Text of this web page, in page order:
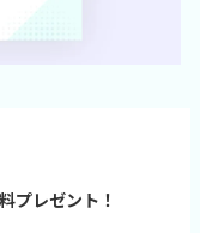
プレゼント！